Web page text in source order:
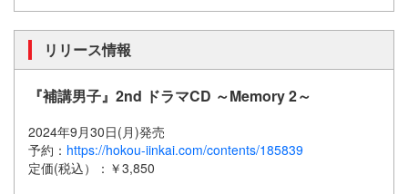
リリース情報
『補講男子』2nd ドラマCD ～Memory 2～
2024年9月30日(月)発売
予約： https://hokou-iinkai.com/contents/185839
定価(税込）：￥3,850